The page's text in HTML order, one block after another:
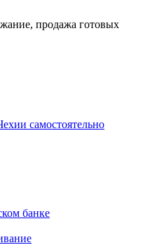
продажа готовых
самостоятельно
банке